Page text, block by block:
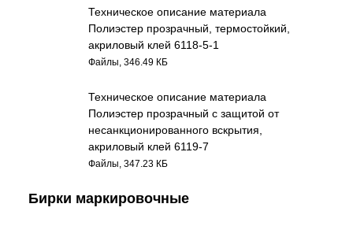
Техническое описание материала
Полиэстер прозрачный, термостойкий,
акриловый клей 6118-5-1
Файлы, 346.49 КБ
Техническое описание материала
Полиэстер прозрачный с защитой от
несанкционированного вскрытия,
акриловый клей 6119-7
Файлы, 347.23 КБ
Бирки маркировочные